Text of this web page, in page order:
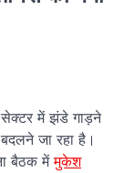
में झंडे गाड़ने
जा रहा है।
बैठक मेंमुकेश